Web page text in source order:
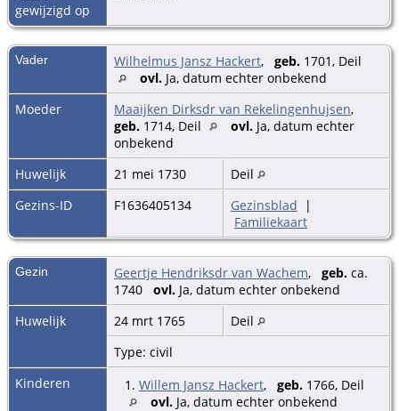
gewijzigd op
Vader Wilhelmus Jansz Hackert, geb. 1701, Deil
ovl. Ja, datum echter onbekend
Moeder
Maaijken Dirksdr van Rekelingenhujsen,
geb. 1714, Deil ovl. Ja, datum echter
onbekend
Huwelijk
21 mei 1730
Deil
Gezins-ID
F1636405134 Gezinsblad |
Familiekaart
Gezin Geertje Hendriksdr van Wachem, geb. ca.
1740 ovl. Ja, datum echter onbekend
Huwelijk
24 mrt 1765
Deil
Type: civil
Kinderen
1. Willem Jansz Hackert, geb. 1766, Deil
ovl. Ja, datum echter onbekend